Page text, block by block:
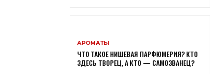
АРОМАТЫ
ЧТО ТАКОЕ НИШЕВАЯ ПАРФЮМЕРИЯ? КТО
ЗДЕСЬ ТВОРЕЦ, А КТО — САМОЗВАНЕЦ?